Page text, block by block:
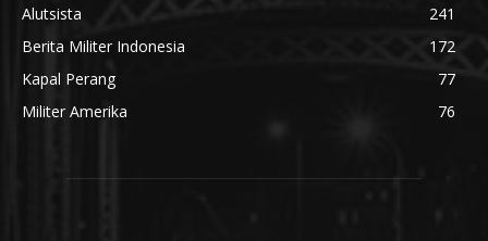
Alutsista
241
Berita Militer Indonesia
172
Kapal Perang
77
Militer Amerika
76